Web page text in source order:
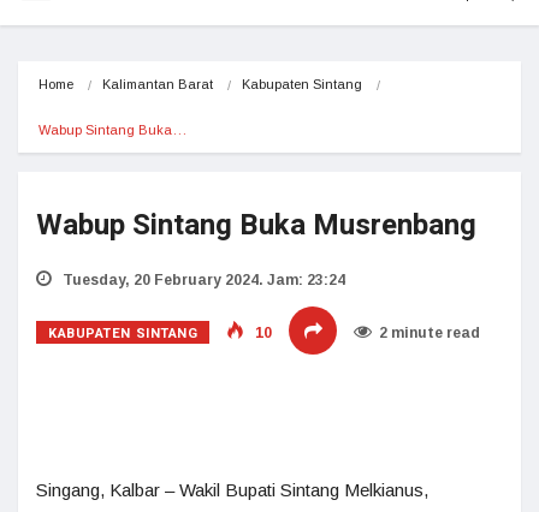
Home Kalimantan Barat Kabupaten Sintang
Wabup Sintang Buka…
Wabup Sintang Buka Musrenbang
Tuesday, 20 February 2024. Jam: 23:24
KABUPATEN SINTANG 10 2 minute read
Singang, Kalbar – Wakil Bupati Sintang Melkianus,